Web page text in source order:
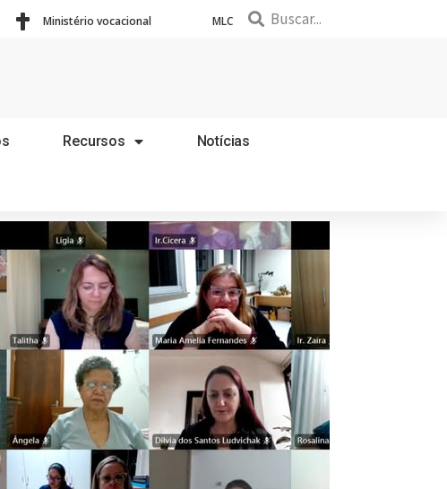
Ministério vocacional MLC
Recursos Notícias